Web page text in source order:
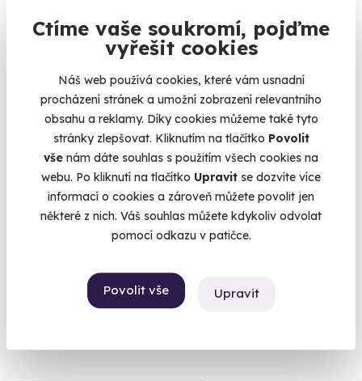
Ctíme vaše soukromí, pojďme
vyřešit cookies
Náš web používá cookies, které vám usnadní
procházení stránek a umožní zobrazení relevantního
obsahu a reklamy. Díky cookies můžeme také tyto
stránky zlepšovat. Kliknutím na tlačítko Povolit
vše nám dáte souhlas s použitím všech cookies na
webu. Po kliknutí na tlačítko Upravit se dozvíte více
informací o cookies a zároveň můžete povolit jen
některé z nich. Váš souhlas můžete kdykoliv odvolat
pomocí odkazu v patičce.
Povolit vše Upravit
Venkovní úniková hra: Tajemný podezřelý
Odhalte pravdu ukrytou v ulicích města.
Plzeň (+ 6 dalších lokalit)
1 190 Kč